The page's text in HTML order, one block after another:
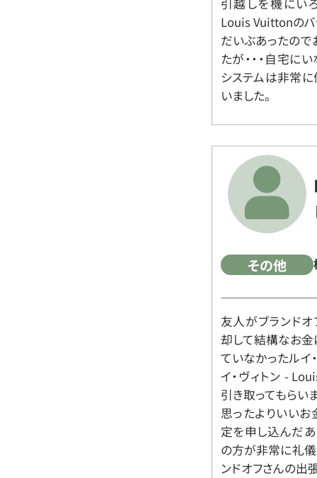
Louis Vuittonのバ
だいぶあったので
たが・・・自宅に
システムは非常に
いました。
その他
友人がブランド
却して結構なお金
ていなかったルイ
イ・ヴィトン -
引き取ってもらい
思ったよりいいお
定を申し込んだ
の方が非常に礼儀
ンドオフさんの出